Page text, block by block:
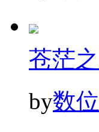
苍茫
by数